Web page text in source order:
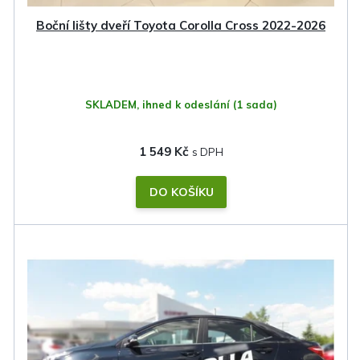
Boční lišty dveří Toyota Corolla Cross 2022-2026
SKLADEM, ihned k odeslání (1 sada)
1 549 Kč
DO KOŠÍKU